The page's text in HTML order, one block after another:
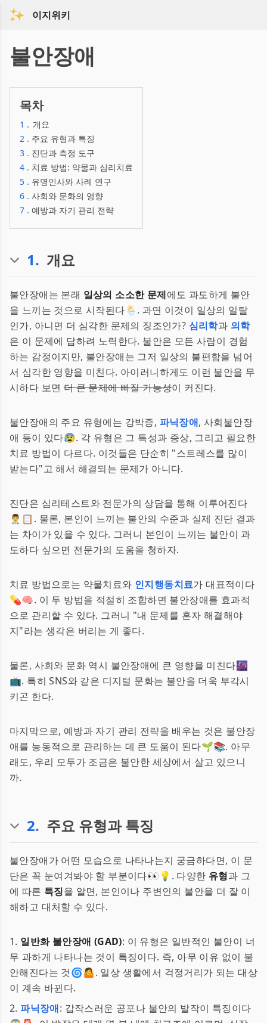
이지위키
불안장애
목차
1 . 개요
2 . 주요 유형과 특징
3 . 진단과 측정 도구
4 . 치료 방법: 약물과 심리치료
5 . 유명인사와 사례 연구
6 . 사회와 문화의 영향
7 . 예방과 자기 관리 전략
1. 개요
불안장애는 본래 일상의 소소한 문제에도 과도하게 불안
을 느끼는 것으로 시작된다🌦️. 과연 이것이 일상의 일탈
인가, 아니면 더 심각한 문제의 징조인가? 심리학과 의학
은 이 문제에 답하려 노력한다. 불안은 모든 사람이 경험
하는 감정이지만, 불안장애는 그저 일상의 불편함을 넘어
서 심각한 영향을 미친다. 아이러니하게도 이런 불안을 무
시하다 보면더 큰 문제에 빠질 가능성이 커진다.
불안장애의 주요 유형에는 강박증, 파닉장애, 사회불안장
애 등이 있다😰. 각 유형은 그 특성과 증상, 그리고 필요한
치료 방법이 다르다. 이것들은 단순히 "스트레스를 많이
받는다"고 해서 해결되는 문제가 아니다.
진단은 심리테스트와 전문가의 상담을 통해 이루어진다
👨‍⚕️📋. 물론, 본인이 느끼는 불안의 수준과 실제 진단 결과
는 차이가 있을 수 있다. 그러니 본인이 느끼는 불안이 과
도하다 싶으면 전문가의 도움을 청하자.
치료 방법으로는 약물치료와 인지행동치료가 대표적이다
💊🧠. 이 두 방법을 적절히 조합하면 불안장애를 효과적
으로 관리할 수 있다. 그러니 "내 문제를 혼자 해결해야
지"라는 생각은 버리는 게 좋다.
물론, 사회와 문화 역시 불안장애에 큰 영향을 미친다🌆
📺. 특히 SNS와 같은 디지털 문화는 불안을 더욱 부각시
키곤 한다.
마지막으로, 예방과 자기 관리 전략을 배우는 것은 불안장
애를 능동적으로 관리하는 데 큰 도움이 된다🌱📚. 아무
래도, 우리 모두가 조금은 불안한 세상에서 살고 있으니
까.
2. 주요 유형과 특징
불안장애가 어떤 모습으로 나타나는지 궁금하다면, 이 문
단은 꼭 눈여겨봐야 할 부분이다👀💡. 다양한 유형과 그
에 따른 특징을 알면, 본인이나 주변인의 불안을 더 잘 이
해하고 대처할 수 있다.
1. 일반화 불안장애 (GAD): 이 유형은 일반적인 불안이 너
무 과하게 나타나는 것이 특징이다. 즉, 아무 이유 없이 불
안해진다는 것🌀🤷. 일상 생활에서 걱정거리가 되는 대상
이 계속 바뀐다.
2.파닉장애: 갑작스러운 공포나 불안의 발작이 특징이다